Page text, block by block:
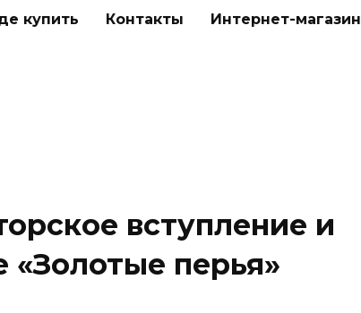
купить Контакты Интернет-магазин
вступление и
«Золотые перья»